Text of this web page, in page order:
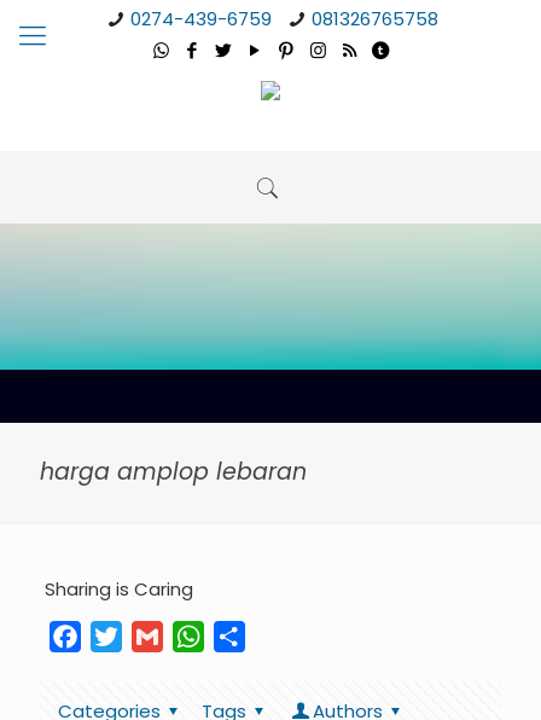
0274-439-6759 081326765758
harga amplop lebaran
Sharing is Caring
FacebookTwitterGmail WhatsApp
Categories Tags
Authors